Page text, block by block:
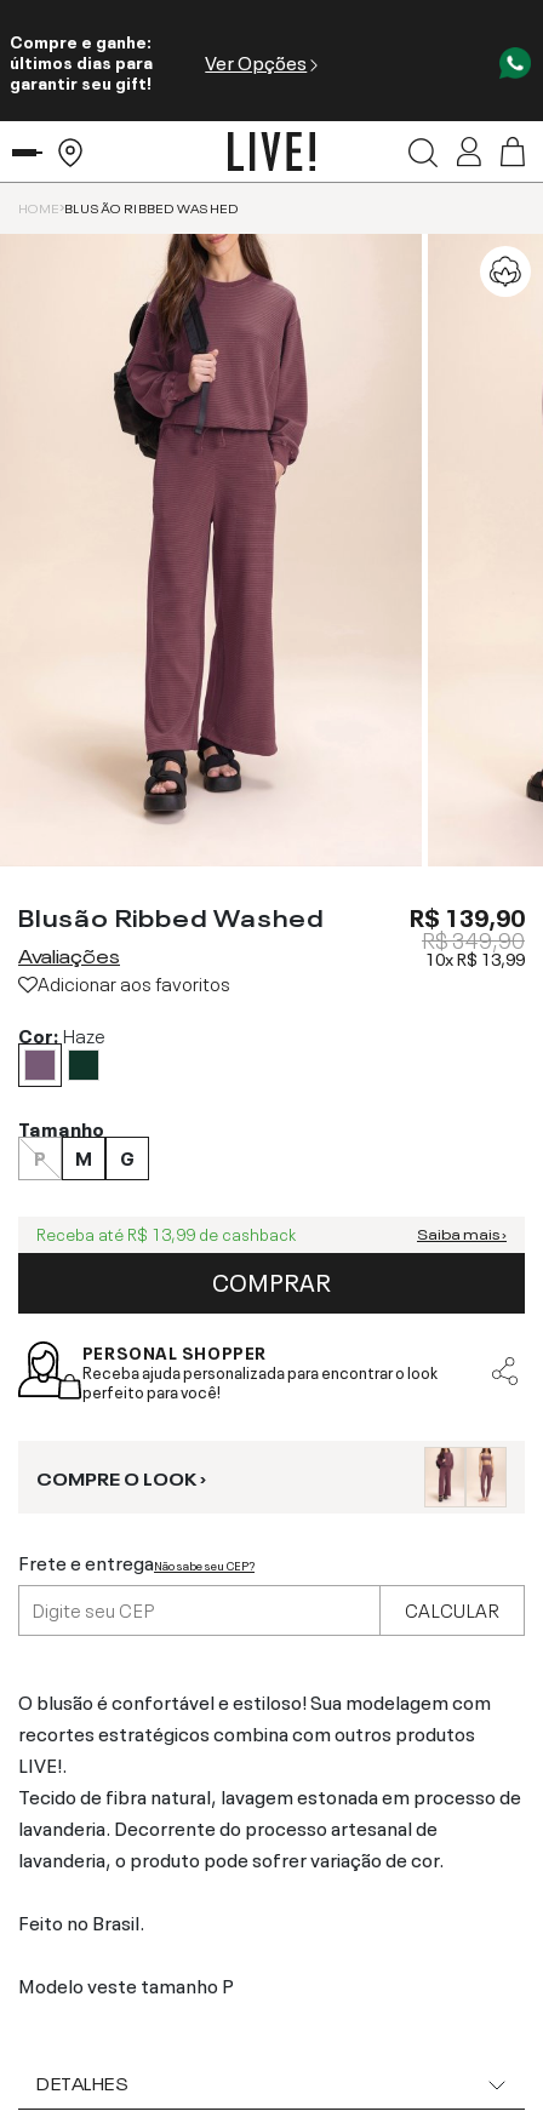
Compre e ganhe:
últimos dias para
garantir seu gift!
Ver Opções
HOME BLUSÃO RIBBED WASHED
Blusão Ribbed Washed
Avaliações
Adicionar aos favoritos
R$ 139,90
R$ 349,90
10xR$ 13,99
Cor:Haze
Tamanho
P
M G
Receba até R$ 13,99 de cashback Saiba mais ›
COMPRAR
PERSONAL SHOPPER
Receba ajuda personalizada para encontrar o look
perfeito para você!
COMPRE O LOOK ›
Frete e entregaNão sabe seu CEP?
CALCULAR
O blusão é confortável e estiloso! Sua modelagem com
recortes estratégicos combina com outros produtos
LIVE!.
Tecido de fibra natural, lavagem estonada em processo de
lavanderia. Decorrente do processo artesanal de
lavanderia, o produto pode sofrer variação de cor.
Feito no Brasil.
Modelo veste tamanho P
DETALHES